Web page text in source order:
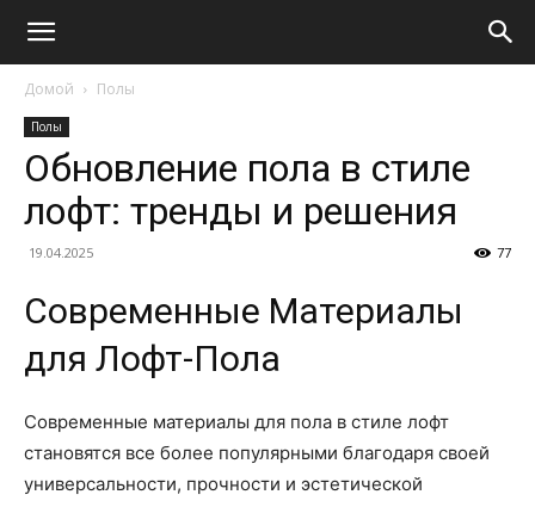
Домой Полы
Полы
Обновление пола в стиле
лофт: тренды и решения
19.04.2025 77
Современные Материалы
для Лофт-Пола
Современные материалы для пола в стиле лофт
становятся все более популярными благодаря своей
универсальности, прочности и эстетической